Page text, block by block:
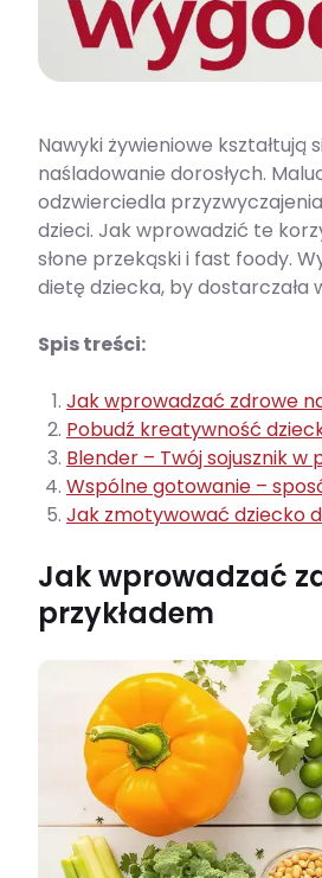
Nawyki żywieniowe
naśladowanie dorosłych.
odzwierciedla
dzieci. Jak wprowadzić te
słone przekąski i fast foody.
dietę dziecka, by dostarczała
Spis treści:
Jak wprowadzać zdrowe
Pobudź kreatywność
Blender – Twój sojusznik
Wspólne gotowanie –
Jak zmotywować dziecko
Jak wprowadzać
przykładem